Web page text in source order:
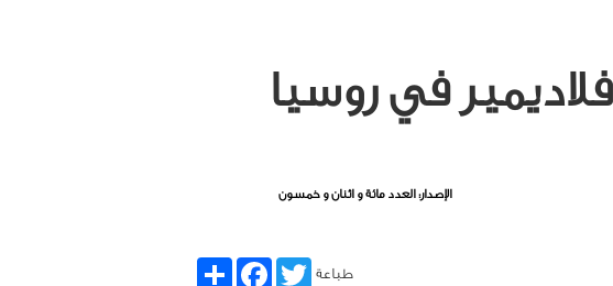
في روسيا
الإصدار: العدد مائة و اثنان و خمسون
ShareFacebookTwitter طباعة